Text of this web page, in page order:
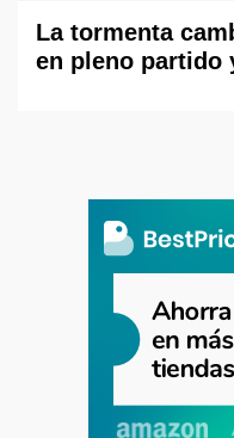
La tormenta
en pleno partido